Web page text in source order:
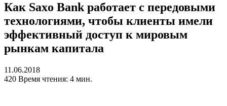
Как Saxo Bank работает с передовыми
технологиями, чтобы клиенты имели
эффективный доступ к мировым
рынкам капитала
11.06.2018
420 Время чтения: 4 мин.